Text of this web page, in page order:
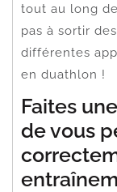
tout au long
pas à sortir
différentes
en duathlon !
Faites
de vous